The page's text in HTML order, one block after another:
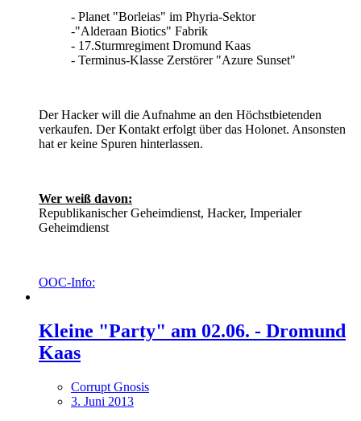
- Planet "Borleias" im Phyria-Sektor
-"Alderaan Biotics" Fabrik
- 17.Sturmregiment Dromund Kaas
- Terminus-Klasse Zerstörer "Azure Sunset"
Der Hacker will die Aufnahme an den Höchstbietenden
verkaufen. Der Kontakt erfolgt über das Holonet. Ansonsten
hat er keine Spuren hinterlassen.
Wer weiß davon:
Republikanischer Geheimdienst, Hacker, Imperialer
Geheimdienst
OOC-Info:
Kleine "Party" am 02.06. - Dromund
Kaas
Corrupt Gnosis
3. Juni 2013